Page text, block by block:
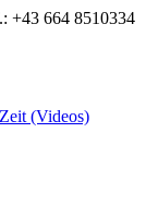
+43 664 8510334
(Videos)